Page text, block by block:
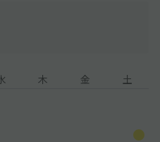
木 金 土